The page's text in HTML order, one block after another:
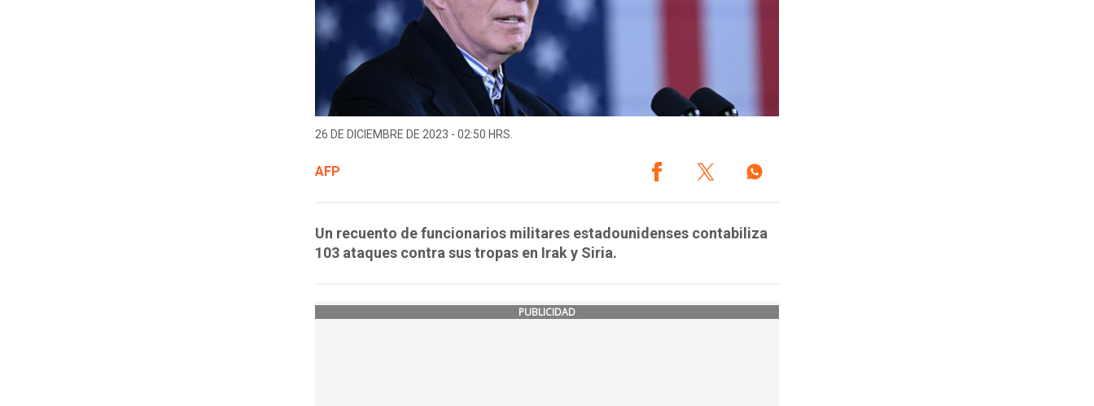
26 DE DICIEMBRE DE 2023 - 02:50 HRS.
AFP
Un recuento de funcionarios militares estadounidenses contabiliza
103 ataques contra sus tropas en Irak y Siria.
PUBLICIDAD